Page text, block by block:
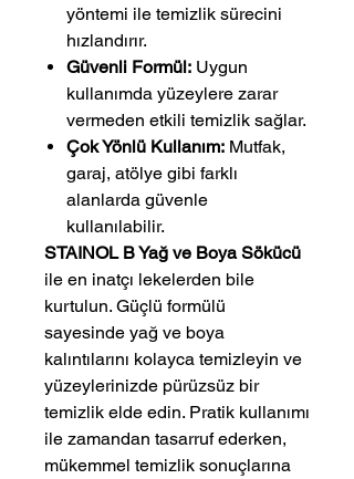
yöntemi ile temizlik sürecini
hızlandırır.
Güvenli Formül: Uygun
kullanımda yüzeylere zarar
vermeden etkili temizlik sağlar.
Çok Yönlü Kullanım: Mutfak,
garaj, atölye gibi farklı
alanlarda güvenle
kullanılabilir.
STAINOL B Yağ ve Boya Sökücü
ile en inatçı lekelerden bile
kurtulun. Güçlü formülü
sayesinde yağ ve boya
kalıntılarını kolayca temizleyin ve
yüzeylerinizde pürüzsüz bir
temizlik elde edin. Pratik kullanımı
ile zamandan tasarruf ederken,
mükemmel temizlik sonuçlarına